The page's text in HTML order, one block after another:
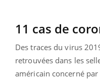
11 cas de
Des traces duvirus
retrouvées dans les
américain concerné